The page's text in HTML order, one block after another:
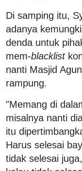
Di samping itu,
adanya
denda untuk
mem-blacklist
nanti Masjid
rampung.
"Memang di
misalnya nanti
itu
Harus selesai
tidak selesai